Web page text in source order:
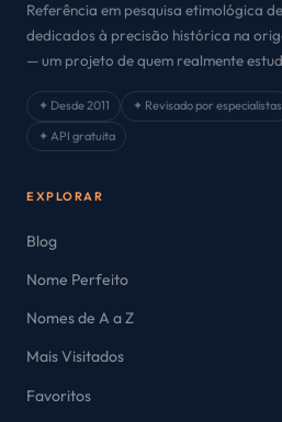
Referência em pesquisa etimológica
dedicados à precisão histórica na
— um projeto de quem realmente
✦ Desde 2011 ✦ Revisado por especialistas
✦ API gratuita
EXPLORAR
Blog
Nome Perfeito
Nomes de A a Z
Mais Visitados
Favoritos